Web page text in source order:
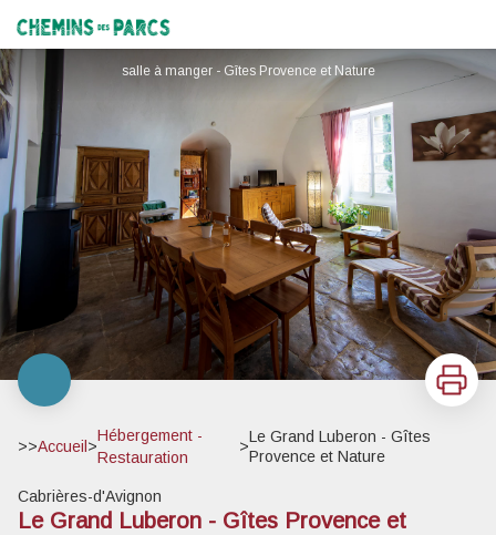
Chemins des Parcs
salle à manger - Gîtes Provence et Nature
Imprimer
>>Accueil >
Hébergement -
Restauration
>
Le Grand Luberon - Gîtes
Provence et Nature
Cabrières-d'Avignon
Le Grand Luberon - Gîtes Provence et